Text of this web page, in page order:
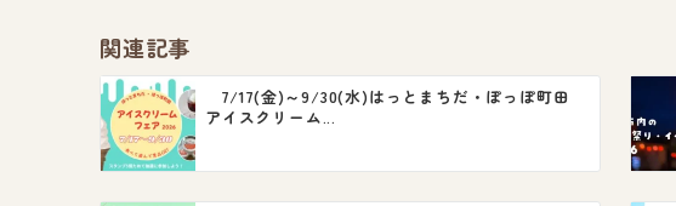
関連記事
7/17(金)～9/30(水)はっとまちだ・ぽっぽ町田
アイスクリーム...